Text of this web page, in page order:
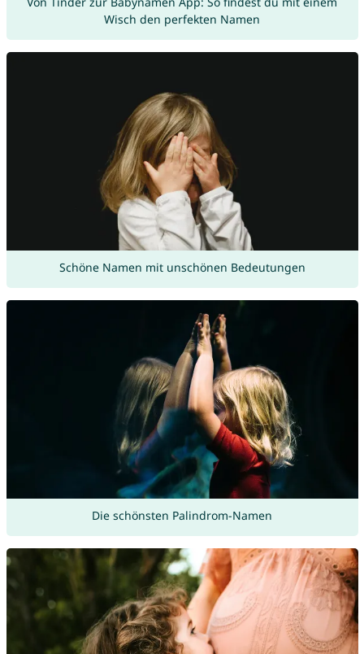
Wisch den perfekten Namen
Schöne Namen mit unschönen Bedeutungen
Die schönsten Palindrom-Namen